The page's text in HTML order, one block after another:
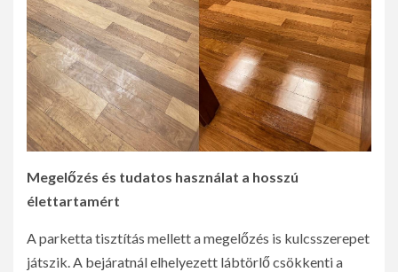
Megelőzés és tudatos használat a hosszú
élettartamért
A parketta tisztítás mellett a megelőzés is kulcsszerepet
játszik. A bejáratnál elhelyezett lábtörlő csökkenti a